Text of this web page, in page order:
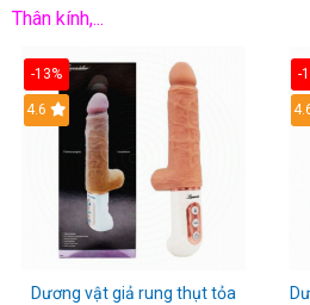
Thân kính,...
-13%
Hot
4.6
Dương vật giả rung thụt tỏa
-